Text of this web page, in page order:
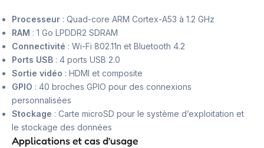
Processeur : Quad-core ARM Cortex-A53 à 1.2 GHz
RAM : 1 Go LPDDR2 SDRAM
Connectivité : Wi-Fi 802.11n et Bluetooth 4.2
Ports USB : 4 ports USB 2.0
Sortie vidéo : HDMI et composite
GPIO : 40 broches GPIO pour des connexions
personnalisées
Stockage : Carte microSD pour le système d’exploitation et
le stockage des données
Applications et cas d’usage